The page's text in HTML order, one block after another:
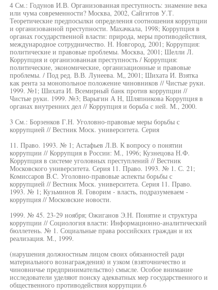
4 См.: Годунов И.В. Организованная преступность: знамение века
или чума современности? Москва, 2002, Сайгитов У.Т.
Теоретические предпосылки определения соотношения коррупции
и организованной преступности. Махачкала, 1998; Коррупция в
органах государственной власти: природа, меры противодействия,
международное сотрудничество. Н. Новгород, 2001; Коррупция:
политические и правовые проблемы. Москва, 2001; Шелли Л.
Коррупция и организованная преступность / Коррупция:
политические, экономические, организационные и правовые
проблемы. / Под ред. В.В. Лунеева. М„ 2001; Шихата И. Взятка
как рента за монопольное положение чиновников // Чистые руки.
1999. №1; Шихата И. Всемирный банк против коррупции //
Чистые руки. 1999. №3; Варыгин А Н, Шляпникова Коррупция в
органах внутренних дел // Коррупция и борьба с ней. М., 2000.
3 См.: Борзенков Г.Н. Уголовно-правовые меры борьбы с
коррупцией // Вестник Моск. университета. Серия
11. Право. 1993. № 1; Астафьев Л.В. К вопросу о понятии
коррупции // Коррупция в России: М., 1996; Кузнецова Н.Ф.
Коррупция в системе уголовных преступлений // Вестник
Московского университета. Серия 11. Право. 1993. № 1. С. 21;
Комиссаров B.C. Уголовно-правовые аспекты борьбы с
коррупцией // Вестник Моск. университета. Серия 11. Право.
1993. № 1; Кузьминов Я. Говорим - власть, подразумеваем -
коррупция // Московские новости.
1999. № 45. 23-29 ноября; Ожиганов Э.Н. Понятие и структура
коррупции // Социология власти: Информационно-аналитический
бюллетень. № 1. Социальные права российских граждан и их
реализация. М., 1999.
(нарушения должностным лицом своих обязанностей ради
материального вознаграждения) и узком (взяточничество и
чиновничье предпринимательство) смысле. Особое внимание
исследователи уделяют поиску адекватных мер государственного и
общественного противодействия коррупции.6